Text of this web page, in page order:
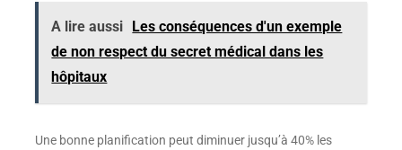
A lire aussi Les conséquences d'un exemple
de non respect du secret médical dans les
hôpitaux
Une bonne planification peut diminuer jusqu’à 40% les